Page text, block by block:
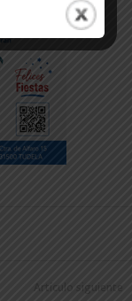
Artículo siguiente